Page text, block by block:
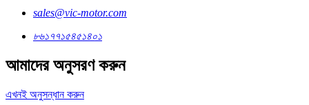
sales@vic-motor.com
৮৬১৭৭১৫৪৫১৪০১
আমাদের অনুসরণ করুন
এখনই অনুসন্ধান করুন